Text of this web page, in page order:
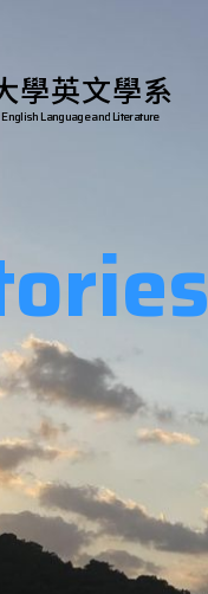
學英文學系
Language and Literature